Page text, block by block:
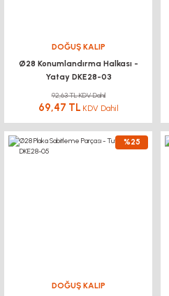
DOĞUŞ KALIP
Ø28 Konumlandırma Halkası -
Yatay DKE28-03
92,63 TL KDV Dahil
69,47 TL KDV Dahil
%25
DOĞUŞ KALIP